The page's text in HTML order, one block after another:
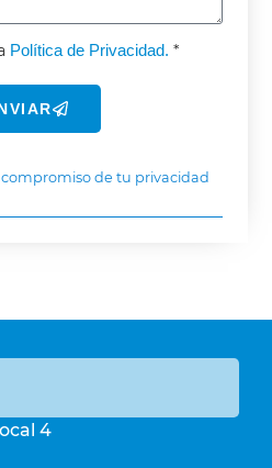
Política de Privacidad. *
de tu privacidad
4